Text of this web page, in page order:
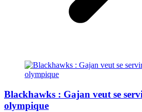
Blackhawks : Gajan veut se
olympique